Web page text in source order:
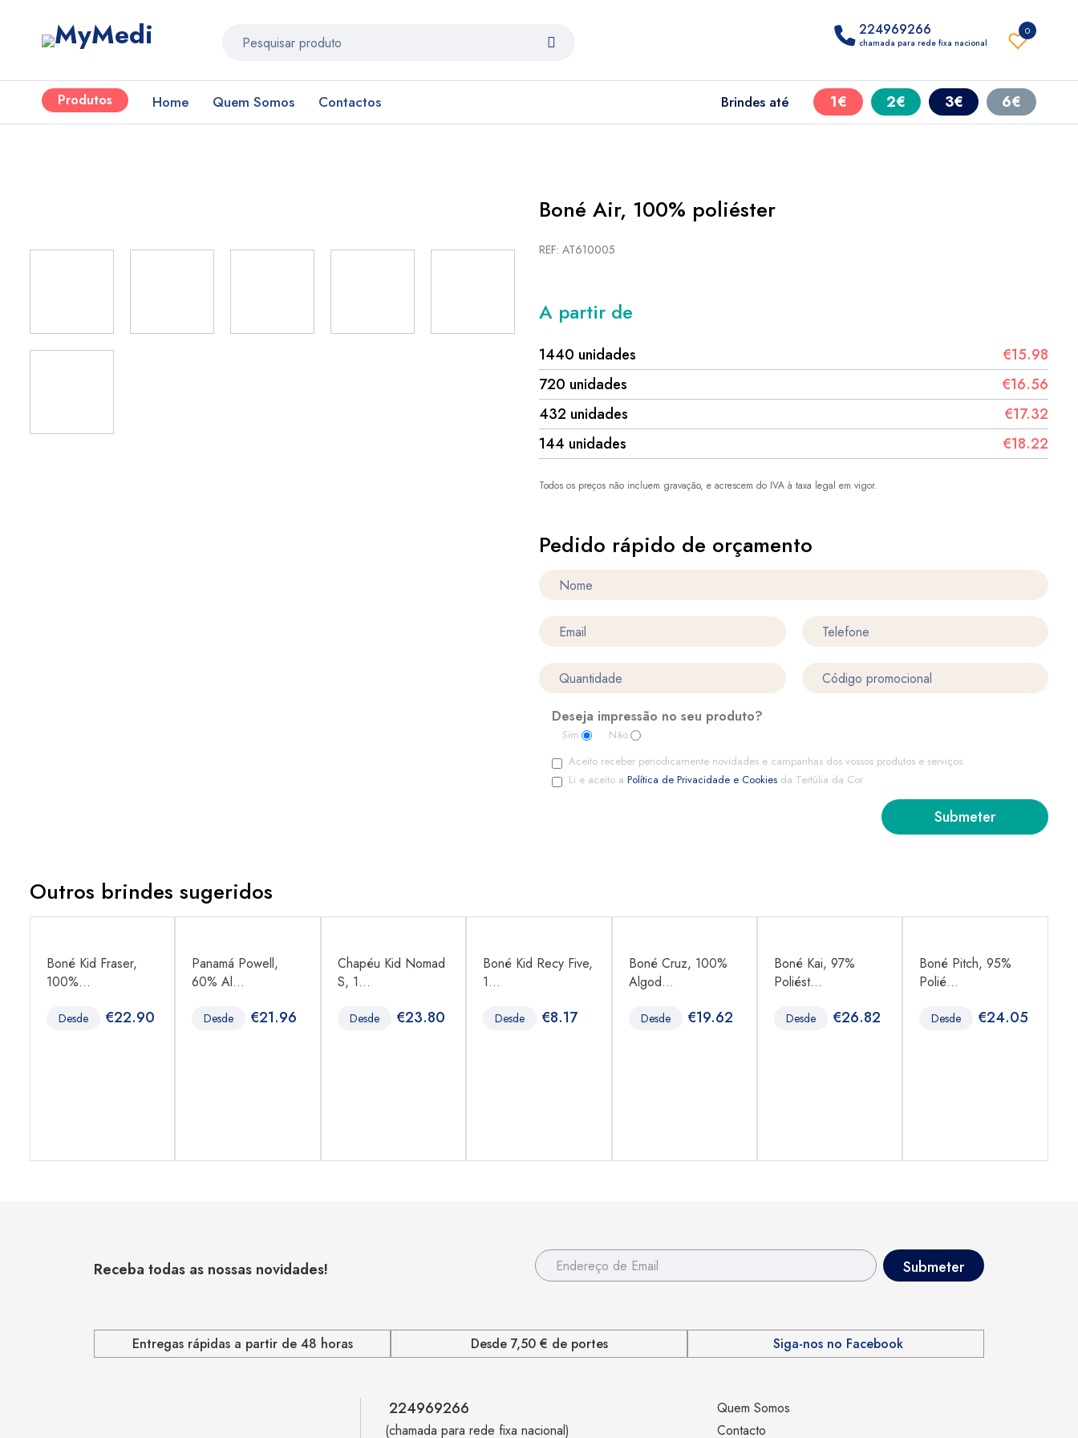
0
224969266
chamada para rede fixa nacional
Produtos Home Quem Somos Contactos Brindes até 1€ 2€ 3€ 6€
Boné Air, 100% poliéster
REF: AT610005
A partir de
1440 unidades
€15.98
720 unidades
€16.56
432 unidades
€17.32
144 unidades
€18.22
Todos os preços não incluem gravação, e acrescem do IVA à taxa legal em vigor.
Pedido rápido de orçamento
Deseja impressão no seu produto?
Sim
Não
Aceito receber periodicamente novidades e campanhas dos vossos produtos e serviços.
Li e aceito a Política de Privacidade e Cookies da Tertúlia da Cor
Outros brindes sugeridos
Boné Kid Fraser,
100%...
Desde €22.90
Panamá Powell,
60% Al...
Desde €21.96
Chapéu Kid Nomad
S, 1...
Desde €23.80
Boné Kid Recy Five,
1...
Desde €8.17
Boné Cruz, 100%
Algod...
Desde €19.62
Boné Kai, 97%
Poliést...
Desde €26.82
Boné Pitch, 95%
Polié...
Desde €24.05
Receba todas as nossas novidades!
Entregas rápidas a partir de 48 horas Desde 7,50 € de portes Siga-nos no Facebook
224969266
(chamada para rede fixa nacional)
Quem Somos
Contacto